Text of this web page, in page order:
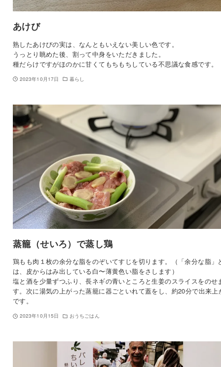
あけび
熟したあけびの実は、なんともいえない美しい色です。
うっとり眺めた後、割って中身をいただきました。
種だらけですがほのかに甘くてもちもちしている不思議な食感です。
2023年10月17日 暮らし
蒸籠（せいろ）で蒸し鶏
鶏もも肉１枚の余分な脂をのぞいてすじを切ります。（「余分な脂」
は、皮からはみ出している白〜薄黄色い脂をさします）
塩と酒を少量ずつふり、長ネギの青いところと生姜のスライスをのせ
す。次に湯気の上がった蒸籠に器ごといれて蓋をし、約20分で出来上
です。
2023年10月15日 おうちごはん